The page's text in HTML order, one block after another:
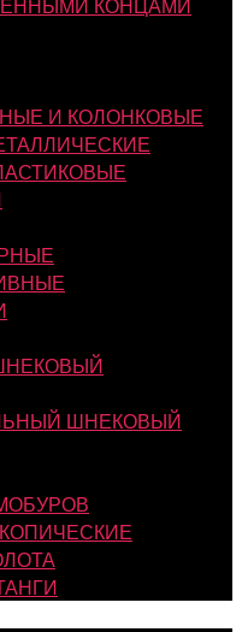
И КОЛОНКОВЫЕ
ШНЕКОВЫЙ